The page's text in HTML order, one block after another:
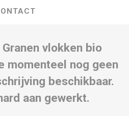
vlokken bio
momenteel nog geen
beschikbaar.
aan gewerkt.